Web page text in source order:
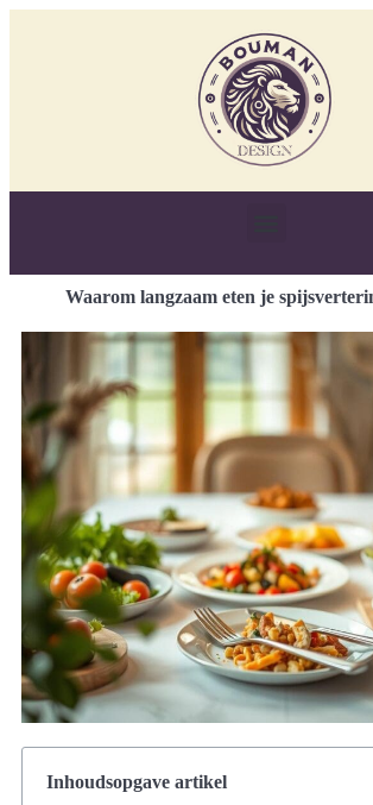
Waarom langzaam eten je
Inhoudsopgave artikel